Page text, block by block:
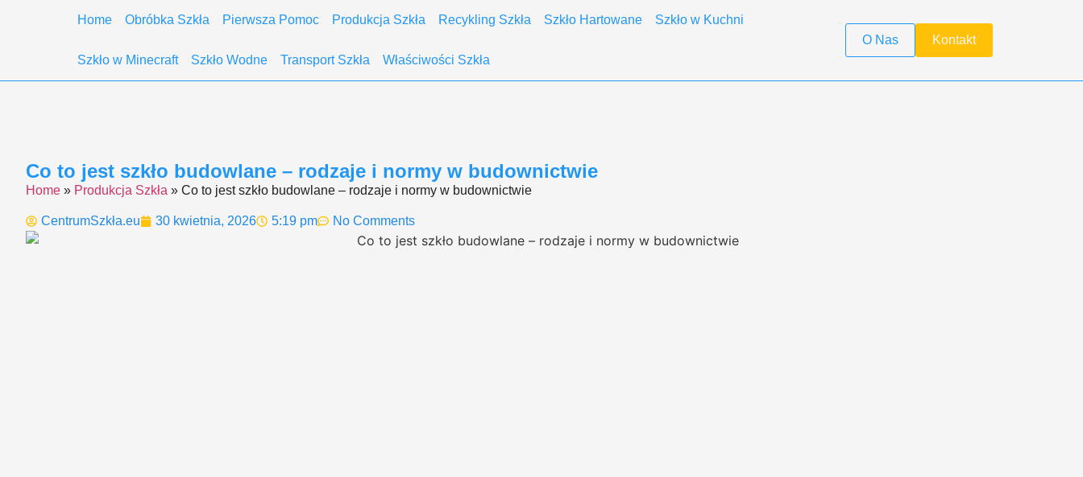
Home Obróbka Szkła Pierwsza Pomoc Produkcja Szkła Recykling Szkła Szkło Hartowane Szkło w Kuchni
Szkło w Minecraft Szkło Wodne Transport Szkła Właściwości Szkła
O Nas Kontakt
Co to jest szkło budowlane – rodzaje i normy w budownictwie
Home » Produkcja Szkła » Co to jest szkło budowlane – rodzaje i normy w budownictwie
CentrumSzkła.eu 30 kwietnia, 2026 5:19 pm No Comments